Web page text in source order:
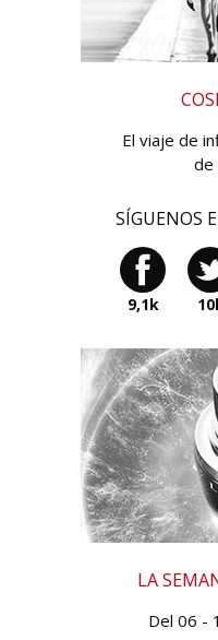
El viaje de
de
SÍGUENOS
9,1k
LA
Del 06 -